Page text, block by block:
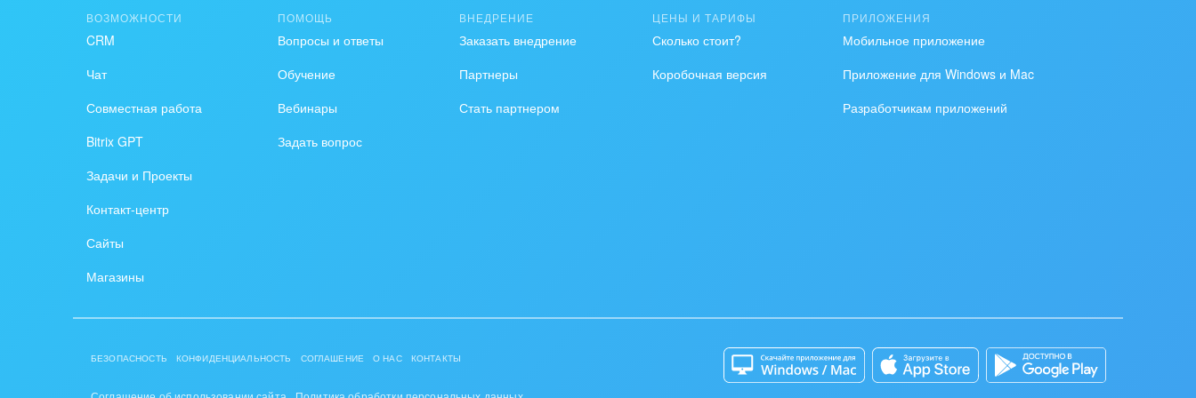
Крупные корпоративные
внедрения
гос.организаций
продаж
Внедрение онлайн-офиса
/ Интранета
Охрана, безопасность
Промышленность
СМИ, издательства,
ВОЗМОЖНОСТИ
CRM
Чат
Совместная работа
Bitrix GPT
Задачи и Проекты
Контакт-центр
Сайты
Магазины
ПОМОЩЬ
Вопросы и ответы
Обучение
Вебинары
Задать вопрос
ВНЕДРЕНИЕ
Заказать внедрение
Партнеры
Стать партнером
ЦЕНЫ И ТАРИФЫ
Сколько стоит?
Коробочная версия
ПРИЛОЖЕНИЯ
Мобильное приложение
Приложение для Windows и Mac
Разработчикам приложений
БЕЗОПАСНОСТЬ КОНФИДЕНЦИАЛЬНОСТЬ СОГЛАШЕНИЕ О НАС КОНТАКТЫ